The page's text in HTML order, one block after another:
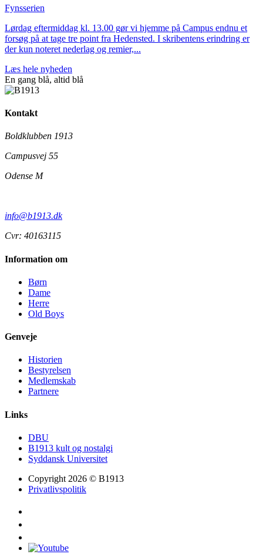
Fynsserien
Lørdag eftermiddag kl. 13.00 gør vi hjemme på Campus endnu et
forsøg på at tage tre point fra Hedensted. I skribentens erindring er
der kun noteret nederlag og remier,...
Læs hele nyheden
En gang blå, altid blå
Kontakt
Boldklubben 1913
Campusvej 55
Odense M
info@b1913.dk
Cvr: 40163115
Information om
Børn
Dame
Herre
Old Boys
Genveje
Historien
Bestyrelsen
Medlemskab
Partnere
Links
DBU
B1913 kult og nostalgi
Syddansk Universitet
Copyright 2026 © B1913
Privatlivspolitik